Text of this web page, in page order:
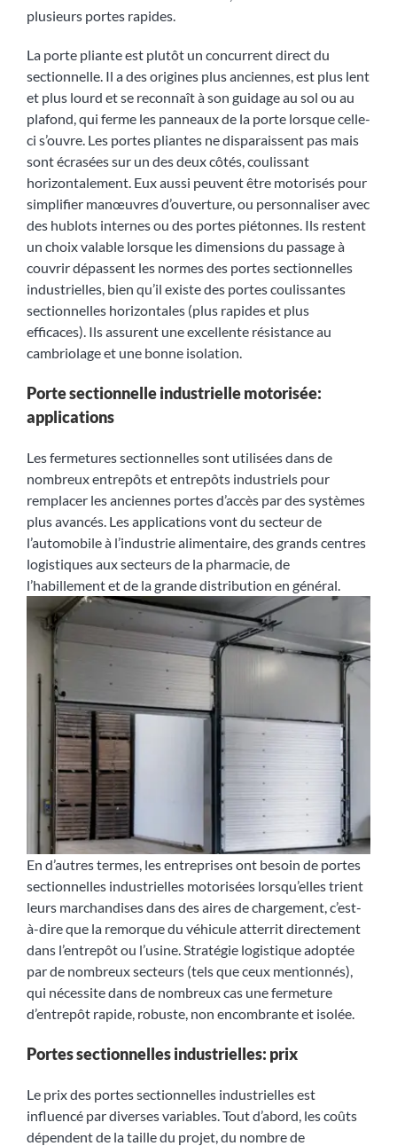
plusieurs portes rapides.
La porte pliante est plutôt un concurrent direct du
sectionnelle. Il a des origines plus anciennes, est plus lent
et plus lourd et se reconnaît à son guidage au sol ou au
plafond, qui ferme les panneaux de la porte lorsque celle-
ci s’ouvre. Les portes pliantes ne disparaissent pas mais
sont écrasées sur un des deux côtés, coulissant
horizontalement. Eux aussi peuvent être motorisés pour
simplifier manœuvres d’ouverture, ou personnaliser avec
des hublots internes ou des portes piétonnes. Ils restent
un choix valable lorsque les dimensions du passage à
couvrir dépassent les normes des portes sectionnelles
industrielles, bien qu’il existe des portes coulissantes
sectionnelles horizontales (plus rapides et plus
efficaces). Ils assurent une excellente résistance au
cambriolage et une bonne isolation.
Porte sectionnelle industrielle motorisée:
applications
Les fermetures sectionnelles sont utilisées dans de
nombreux entrepôts et entrepôts industriels pour
remplacer les anciennes portes d’accès par des systèmes
plus avancés. Les applications vont du secteur de
l’automobile à l’industrie alimentaire, des grands centres
logistiques aux secteurs de la pharmacie, de
l’habillement et de la grande distribution en général.
En d’autres termes, les entreprises ont besoin de portes
sectionnelles industrielles motorisées lorsqu’elles trient
leurs marchandises dans des aires de chargement, c’est-
à-dire que la remorque du véhicule atterrit directement
dans l’entrepôt ou l’usine. Stratégie logistique adoptée
par de nombreux secteurs (tels que ceux mentionnés),
qui nécessite dans de nombreux cas une fermeture
d’entrepôt rapide, robuste, non encombrante et isolée.
Portes sectionnelles industrielles: prix
Le prix des portes sectionnelles industrielles est
influencé par diverses variables. Tout d’abord, les coûts
dépendent de la taille du projet, du nombre de